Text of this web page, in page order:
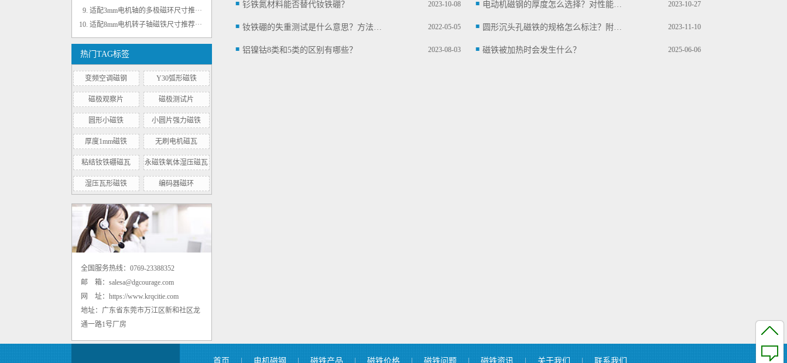
径向内充4极注塑铁氧体磁环 外径35mm
内孔8mm高剩磁径向转子磁环 500mt
适配3mm电机轴的多极磁环尺寸推···
适配8mm电机转子轴磁铁尺寸推荐···
热门TAG标签
变频空调磁钢 Y30弧形磁铁
磁极观察片 磁极测试片
圆形小磁铁 小圆片强力磁铁
厚度1mm磁铁 无刷电机磁瓦
粘结钕铁硼磁瓦 永磁铁氧体湿压磁瓦
湿压瓦形磁铁 编码器磁环
全国服务热线：0769-23388352
邮 箱：salesa@dgcourage.com
网 址：https://www.krqcitie.com
地址：广东省东莞市万江区新和社区龙
通一路1号厂房
钐铁氮材料能否替代钕铁硼？ 2023-10-08 电动机磁钢的厚度怎么选择？对性能影响大不大 2023-10-27
钕铁硼的失重测试是什么意思？方法是怎么样的？ 2022-05-05 圆形沉头孔磁铁的规格怎么标注？附尺寸图纸 2023-11-10
铝镍钴8类和5类的区别有哪些？ 2023-08-03 磁铁被加热时会发生什么？ 2025-06-06
首页 电机磁钢 磁铁产品 磁铁价格 磁铁问题 磁铁资讯 关于我们 联系我们